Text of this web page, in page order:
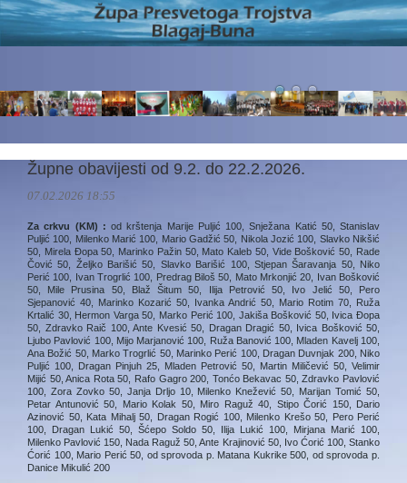
Župne obavijesti od 9.2. do 22.2.2026.
07.02.2026 18:55
Za crkvu (KM) : od krštenja Marije Puljić 100, Snježana Katić 50, Stanislav
Puljić 100, Milenko Marić 100, Mario Gadžić 50, Nikola Jozić 100, Slavko Nikšić
50, Mirela Đopa 50, Marinko Pažin 50, Mato Kaleb 50, Vide Bošković 50, Rade
Čović 50, Željko Barišić 50, Slavko Barišić 100, Stjepan Šaravanja 50, Niko
Perić 100, Ivan Trogrlić 100, Predrag Biloš 50, Mato Mrkonjić 20, Ivan Bošković
50, Mile Prusina 50, Blaž Šitum 50, Ilija Petrović 50, Ivo Jelić 50, Pero
Sjepanović 40, Marinko Kozarić 50, Ivanka Andrić 50, Mario Rotim 70, Ruža
Krtalić 30, Hermon Varga 50, Marko Perić 100, Jakiša Bošković 50, Ivica Đopa
50, Zdravko Raič 100, Ante Kvesić 50, Dragan Dragić 50, Ivica Bošković 50,
Ljubo Pavlović 100, Mijo Marjanović 100, Ruža Banović 100, Mladen Kavelj 100,
Ana Božić 50, Marko Trogrlić 50, Marinko Perić 100, Dragan Duvnjak 200, Niko
Puljić 100, Dragan Pinjuh 25, Mladen Petrović 50, Martin Miličević 50, Velimir
Mijić 50, Anica Rota 50, Rafo Gagro 200, Tonćo Bekavac 50, Zdravko Pavlović
100, Zora Zovko 50, Janja Drljo 10, Milenko Knežević 50, Marijan Tomić 50,
Petar Antunović 50, Mario Kolak 50, Miro Raguž 40, Stipo Čorić 150, Dario
Azinović 50, Kata Mihalj 50, Dragan Rogić 100, Milenko Krešo 50, Pero Perić
100, Dragan Lukić 50, Šćepo Soldo 50, Ilija Lukić 100, Mirjana Marić 100,
Milenko Pavlović 150, Nada Raguž 50, Ante Krajinović 50, Ivo Ćorić 100, Stanko
Ćorić 100, Mario Perić 50, od sprovoda p. Matana Kukrike 500, od sprovoda p.
Danice Mikulić 200